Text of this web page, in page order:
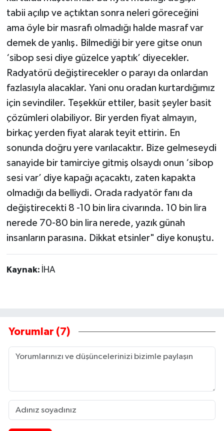
tabii açılıp ve açtıktan sonra neleri göreceğini
ama öyle bir masrafı olmadığı halde masraf var
demek de yanlış. Bilmediği bir yere gitse onun
‘sibop sesi diye güzelce yaptık’ diyecekler.
Radyatörü değiştirecekler o parayı da onlardan
fazlasıyla alacaklar. Yani onu oradan kurtardığımız
için sevindiler. Teşekkür ettiler, basit şeyler basit
çözümleri olabiliyor. Bir yerden fiyat almayın,
birkaç yerden fiyat alarak teyit ettirin. En
sonunda doğru yere varılacaktır. Bize gelmeseydi
sanayide bir tamirciye gitmiş olsaydı onun ‘sibop
sesi var’ diye kapağı açacaktı, zaten kapakta
olmadığı da belliydi. Orada radyatör fanı da
değiştirecekti 8 -10 bin lira civarında. 10 bin lira
nerede 70-80 bin lira nerede, yazık günah
insanların parasına. Dikkat etsinler" diye konuştu.
Kaynak: İHA
Yorumlar (7)